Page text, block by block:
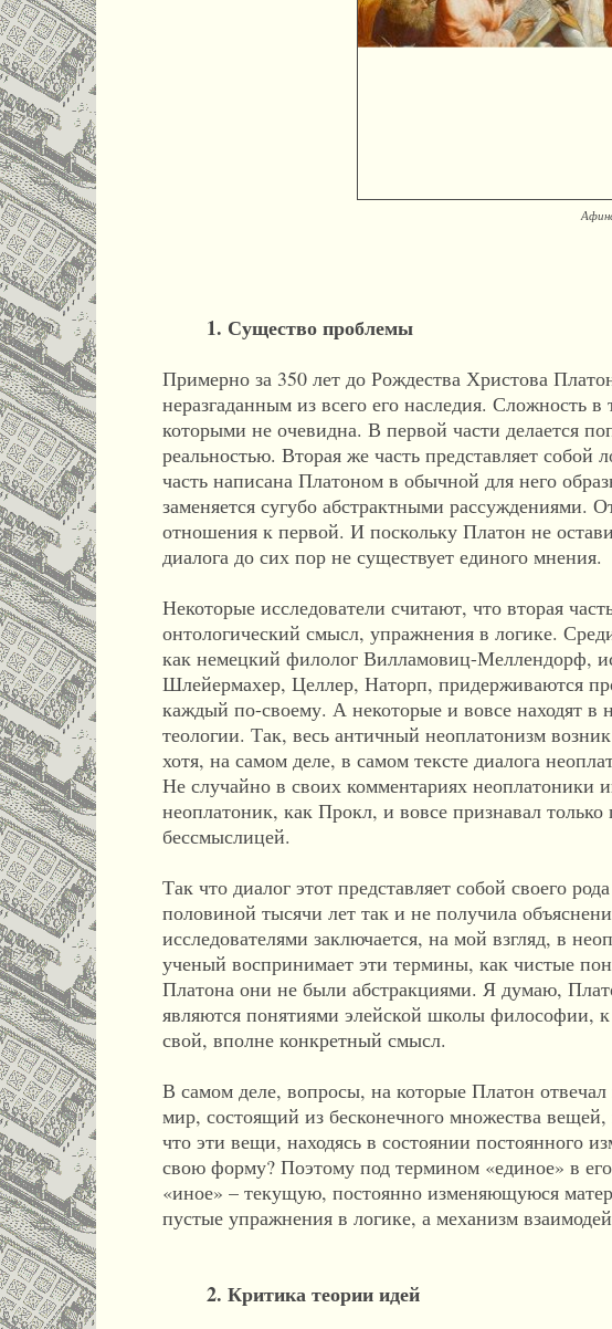
Афинская
1. Существо проблемы
Примерно за 350 лет до Рождества Христова
неразгаданным из всего его наследия. Сложность
которыми не очевидна. В первой части делается
реальностью. Вторая же часть представляет
часть написана Платоном в обычной для него
заменяется сугубо абстрактными рассуждениями.
отношения к первой. И поскольку Платон не
диалога до сих пор не существует единого мнения.
Некоторые исследователи считают, что вторая
онтологический смысл, упражнения в логике.
как немецкий филолог Вилламовиц-Меллендорф,
Шлейермахер, Целлер, Наторп, придерживаются
каждый по-своему. А некоторые и вовсе находят
теологии. Так, весь античный неоплатонизм
хотя, на самом деле, в самом тексте диалога
Не случайно в своих комментариях неоплатоники
неоплатоник, как Прокл, и вовсе признавал
бессмыслицей.
Так что диалог этот представляет собой своего
половиной тысячи лет так и не получила
исследователями заключается, на мой взгляд, в
ученый воспринимает эти термины, как чистые
Платона они не были абстракциями. Я думаю,
являются понятиями элейской школы философии,
свой, вполне конкретный смысл.
В самом деле, вопросы, на которые Платон
мир, состоящий из бесконечного множества
что эти вещи, находясь в состоянии постоянного
свою форму? Поэтому под термином «единое» в
«иное» – текущую, постоянно изменяющуюся
пустые упражнения в логике, а механизм
2. Критика теории идей